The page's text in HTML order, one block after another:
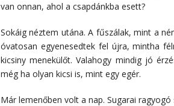
van onnan, ahol a csapdánkba esett?
Sokáig néztem utána. A fűszálak, mint a
óvatosan egyenesedtek fel újra, mintha
kicsiny menekülőt. Valahogy mindig jó
még ha olyan kicsi is, mint egy egér.
Már lemenőben volt a nap. Sugarai